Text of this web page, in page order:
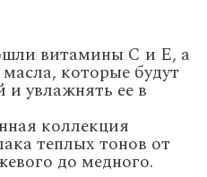
витамины С и Е, а
которые будут
и увлажнять ее в
коллекция
теплых тонов от
до медного.